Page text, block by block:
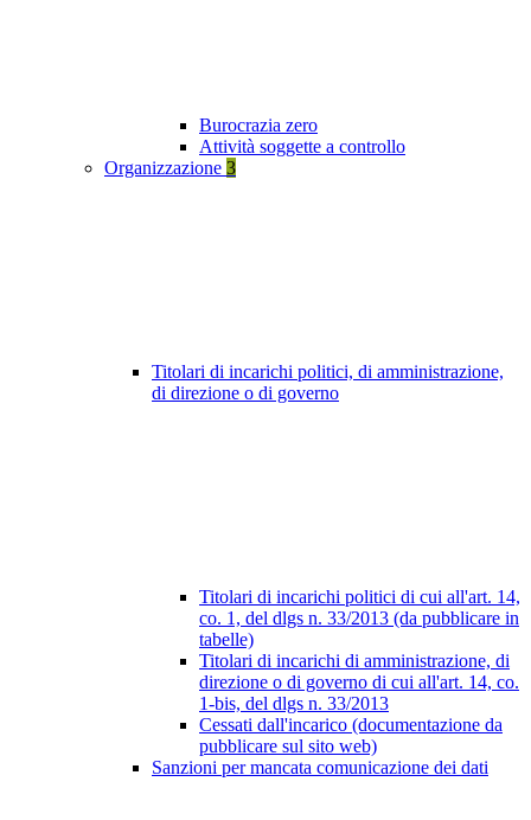
Burocrazia zero
Attività soggette a controllo
Organizzazione 3
Titolari di incarichi politici, di amministrazione,
di direzione o di governo
Titolari di incarichi politici di cui all'art. 14,
co. 1, del dlgs n. 33/2013 (da pubblicare in
tabelle)
Titolari di incarichi di amministrazione, di
direzione o di governo di cui all'art. 14, co.
1-bis, del dlgs n. 33/2013
Cessati dall'incarico (documentazione da
pubblicare sul sito web)
Sanzioni per mancata comunicazione dei dati